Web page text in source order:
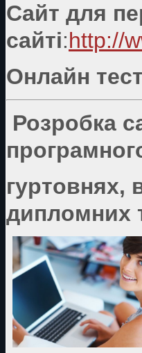
Сайт для
сайті:http://
Онлайн
Розробка
гуртовнях,
дипломних